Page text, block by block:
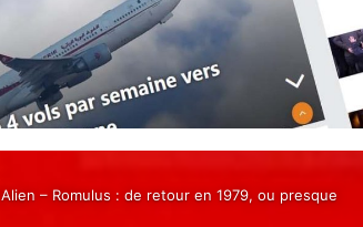
Alien – Romulus : de retour en 1979, ou presque